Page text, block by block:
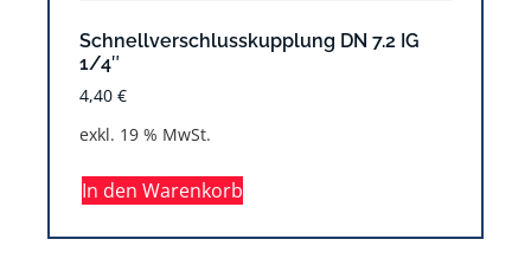
Schnellverschlusskupplung DN 7.2 IG
1/4″
4,40 €
exkl. 19 % MwSt.
In den Warenkorb